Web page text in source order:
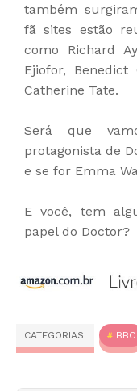
também
fã sites estão
como Richard
Ejiofor,
Catherine Tate.
Será que
protagonista de
e se for Emma
E você, tem
papel do Doctor?
CATEGORIAS: BBC